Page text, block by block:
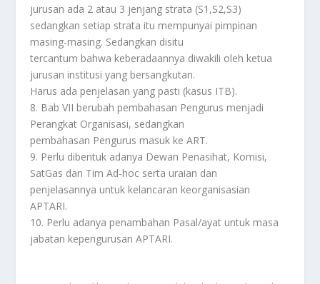
jurusan ada 2 atau 3 jenjang strata (S1,S2,S3)
sedangkan setiap strata itu mempunyai pimpinan
masing-masing. Sedangkan disitu
tercantum bahwa keberadaannya diwakili oleh ketua
jurusan institusi yang bersangkutan.
Harus ada penjelasan yang pasti (kasus ITB).
8. Bab VII berubah pembahasan Pengurus menjadi
Perangkat Organisasi, sedangkan
pembahasan Pengurus masuk ke ART.
9. Perlu dibentuk adanya Dewan Penasihat, Komisi,
SatGas dan Tim Ad-hoc serta uraian dan
penjelasannya untuk kelancaran keorganisasian
APTARI.
10. Perlu adanya penambahan Pasal/ayat untuk masa
jabatan kepengurusan APTARI.